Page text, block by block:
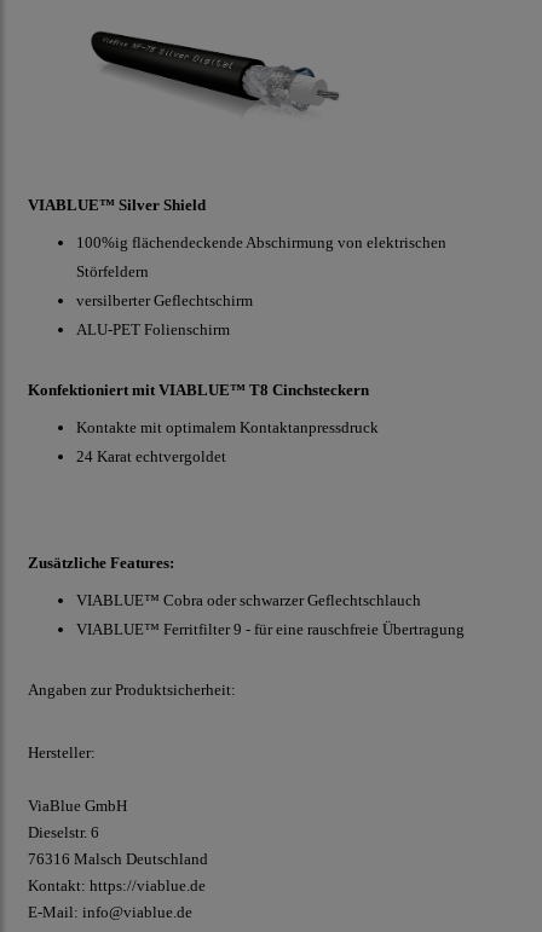
VIABLUE™ Silver Shield
100%ig flächendeckende Abschirmung von elektrischen
Störfeldern
versilberter Geflechtschirm
ALU-PET Folienschirm
Konfektioniert mit VIABLUE™ T8 Cinchsteckern
Kontakte mit optimalem Kontaktanpressdruck
24 Karat echtvergoldet
Zusätzliche Features:
VIABLUE™ Cobra oder schwarzer Geflechtschlauch
VIABLUE™ Ferritfilter 9 - für eine rauschfreie Übertragung
Angaben zur Produktsicherheit:
Hersteller:
ViaBlue GmbH
Dieselstr. 6
76316 Malsch Deutschland
Kontakt: https://viablue.de
E-Mail: info@viablue.de